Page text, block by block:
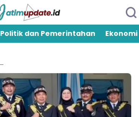
Politik dan Pemerintahan Ekonomi